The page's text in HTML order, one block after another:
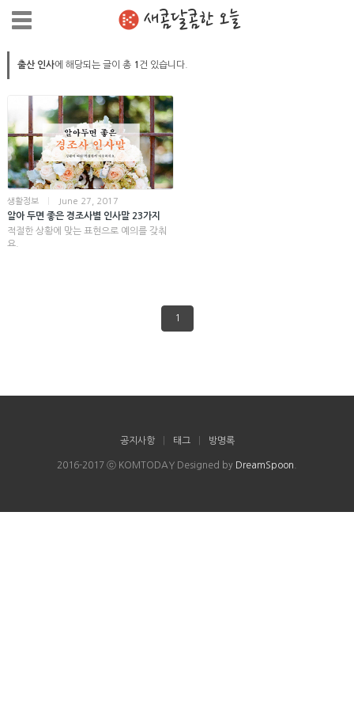
새콤달콤한 오늘
출산 인사에 해당되는 글이 총 1 건 있습니다.
생활정보 June 27, 2017
알아 두면 좋은 경조사별 인사말 23가지
적절한 상황에 맞는 표현으로 예의를 갖춰
요.
1
공지사항 태그 방명록
2016-2017 ⓒ KOMTODAY Designed by DreamSpoon